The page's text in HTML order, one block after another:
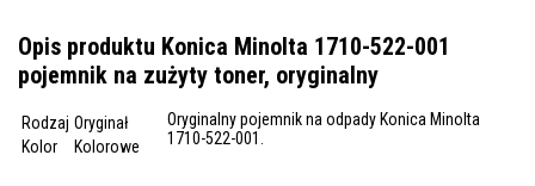
Opis produktu Konica Minolta 1710-522-001
pojemnik na zużyty toner, oryginalny
Rodzaj Oryginał
Kolor
Kolorowe
Oryginalny pojemnik na odpady Konica Minolta
1710-522-001.